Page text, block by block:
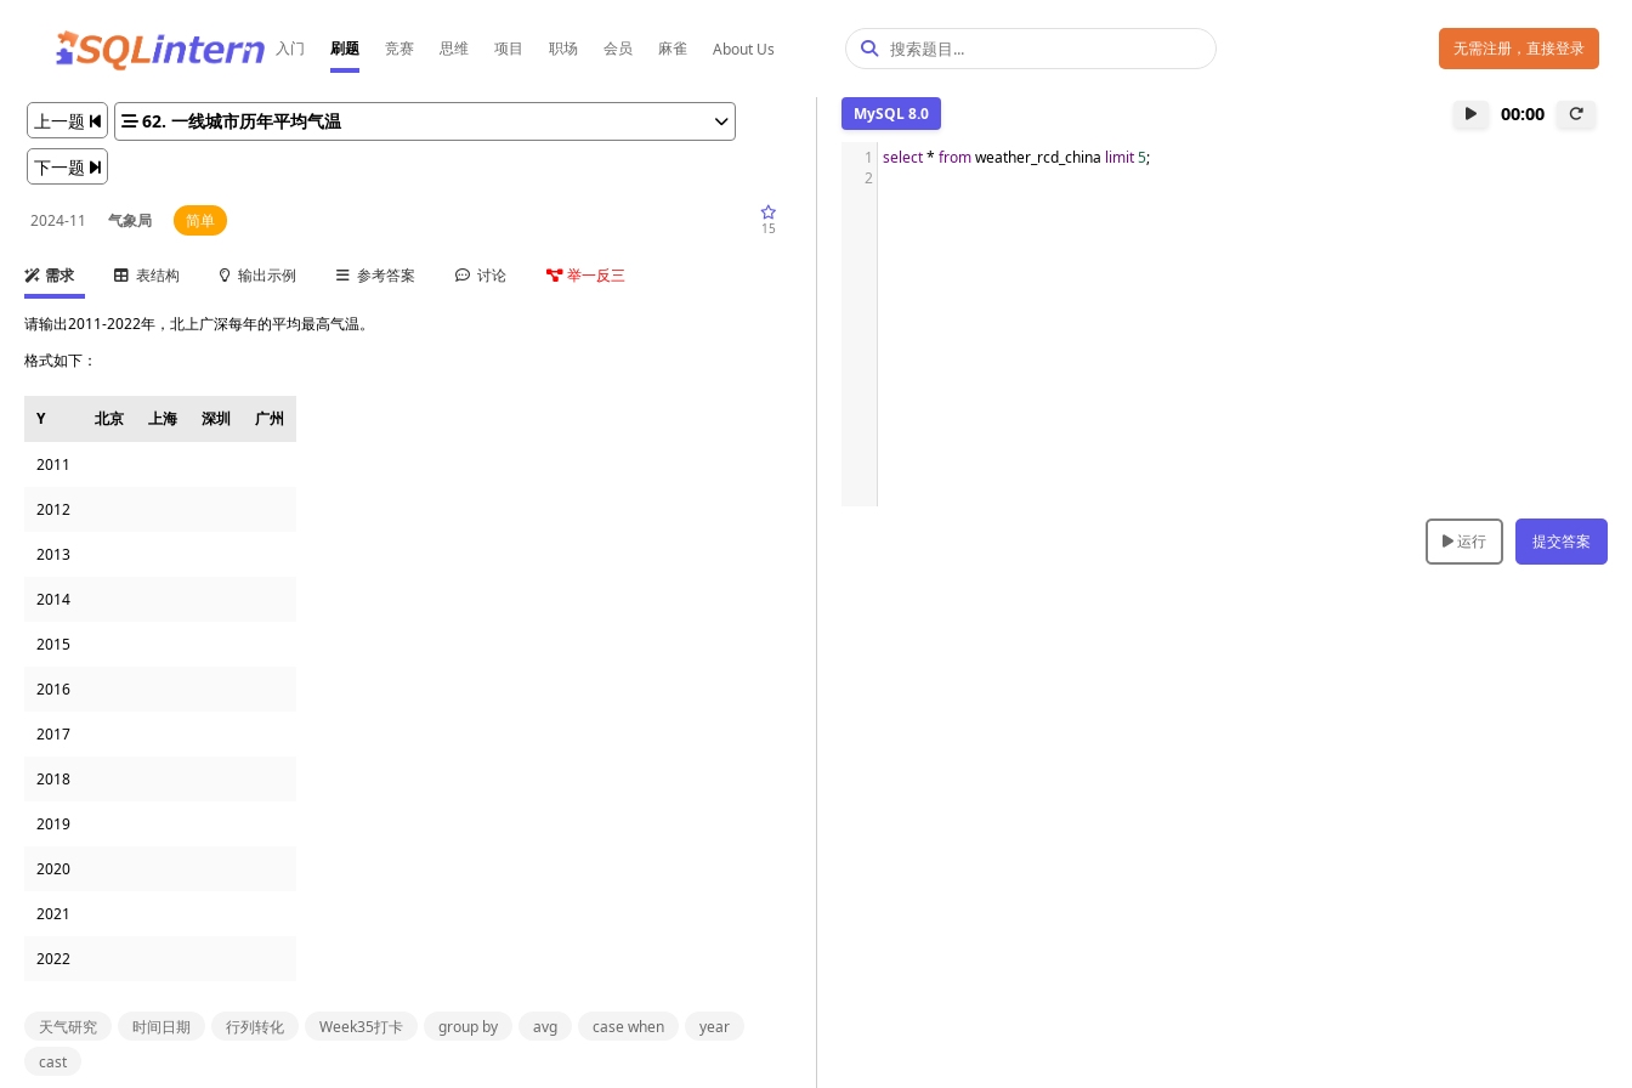
入门 刷题 竞赛 思维 项目 职场 会员 麻雀 About Us 无需注册，直接登录
上一题
62. 一线城市历年平均气温
下一题
2024-11 气象局 简单 15
需求 表结构 输出示例 参考答案 讨论 举一反三
请输出2011-2022年，北上广深每年的平均最高气温。
格式如下：
Y 北京 上海 深圳 广州
2011
2012
2013
2014
2015
2016
2017
2018
2019
2020
2021
2022
天气研究 时间日期 行列转化 Week35打卡 group by avg case when
year
cast
MySQL 8.0 00:00
1 select * from weather_rcd_china limit 5;
2
运行 提交答案